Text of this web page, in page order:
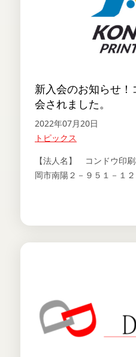
新入会のお知らせ！
会されました。
2022年07月20日
トピックス
【法人名】 コンドウ
岡市南陽２－９５１－１